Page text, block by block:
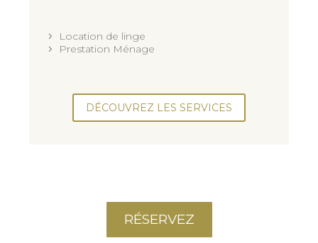
Location de linge
Prestation Ménage
DÉCOUVREZ LES SERVICES
RÉSERVEZ